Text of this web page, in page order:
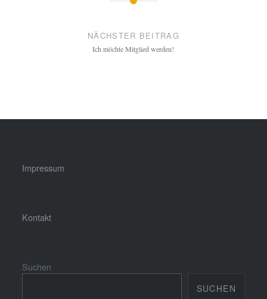
NÄCHSTER BEITRAG
Ich möchte Mitglied werden!
Impressum
Kontakt
Suchen
SUCHEN